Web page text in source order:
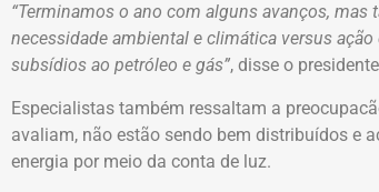
“Terminamos o ano com alguns avanços,
necessidade ambiental e climática versus
subsídios ao petróleo e gás”, disse o
Especialistas também ressaltam a
avaliam, não estão sendo bem distribuídos e
energia por meio da conta de luz.